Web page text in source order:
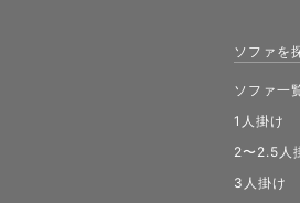
ソファを
ソファ一
1人掛け
2〜2.5人
3人掛け